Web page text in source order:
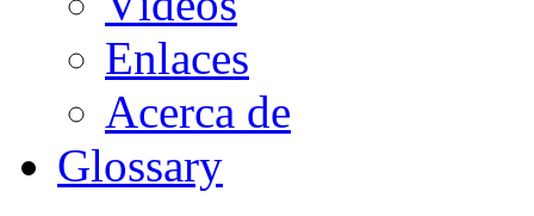
Enlaces
Acerca de
Glossary